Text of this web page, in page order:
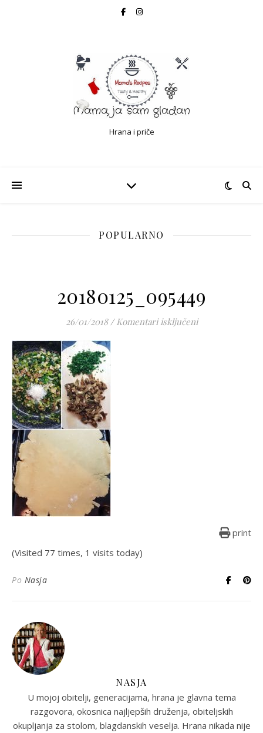
Hrana i priče
POPULARNO
20180125_095449
26/01/2018 / Komentari isključeniza
print
(Visited 77 times, 1 visits today)
Po Nasja
NASJA
U mojoj obitelji, generacijama, hrana je glavna tema
razgovora, okosnica najljepših druženja, obiteljskih
okupljanja za stolom, blagdanskih veselja. Hrana nikada nije